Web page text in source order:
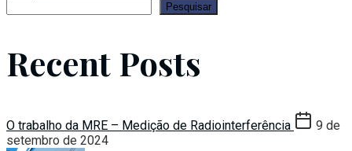
Pesquisar
Recent Posts
O trabalho da MRE – Medição de Radiointerferência
9 de
setembro de 2024